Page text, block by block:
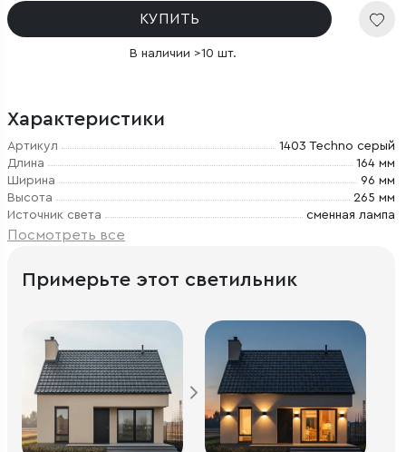
КУПИТЬ
В наличии >10 шт.
Характеристики
Артикул
1403 Techno серый
Длина
164 мм
Ширина
96 мм
Высота
265 мм
Источник света
сменная лампа
Посмотреть все
Примерьте этот светильник